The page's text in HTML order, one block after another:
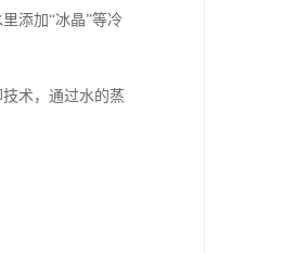
添加“冰晶”等冷
术，通过水的蒸